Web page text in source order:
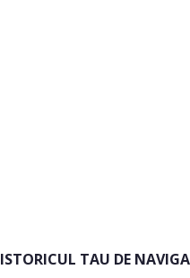
ISTORICUL TAU DE